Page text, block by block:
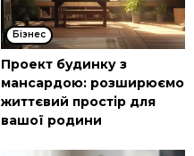
Бізнес
Проект будинку з
мансардою: розширюємо
життєвий простір для
вашої родини